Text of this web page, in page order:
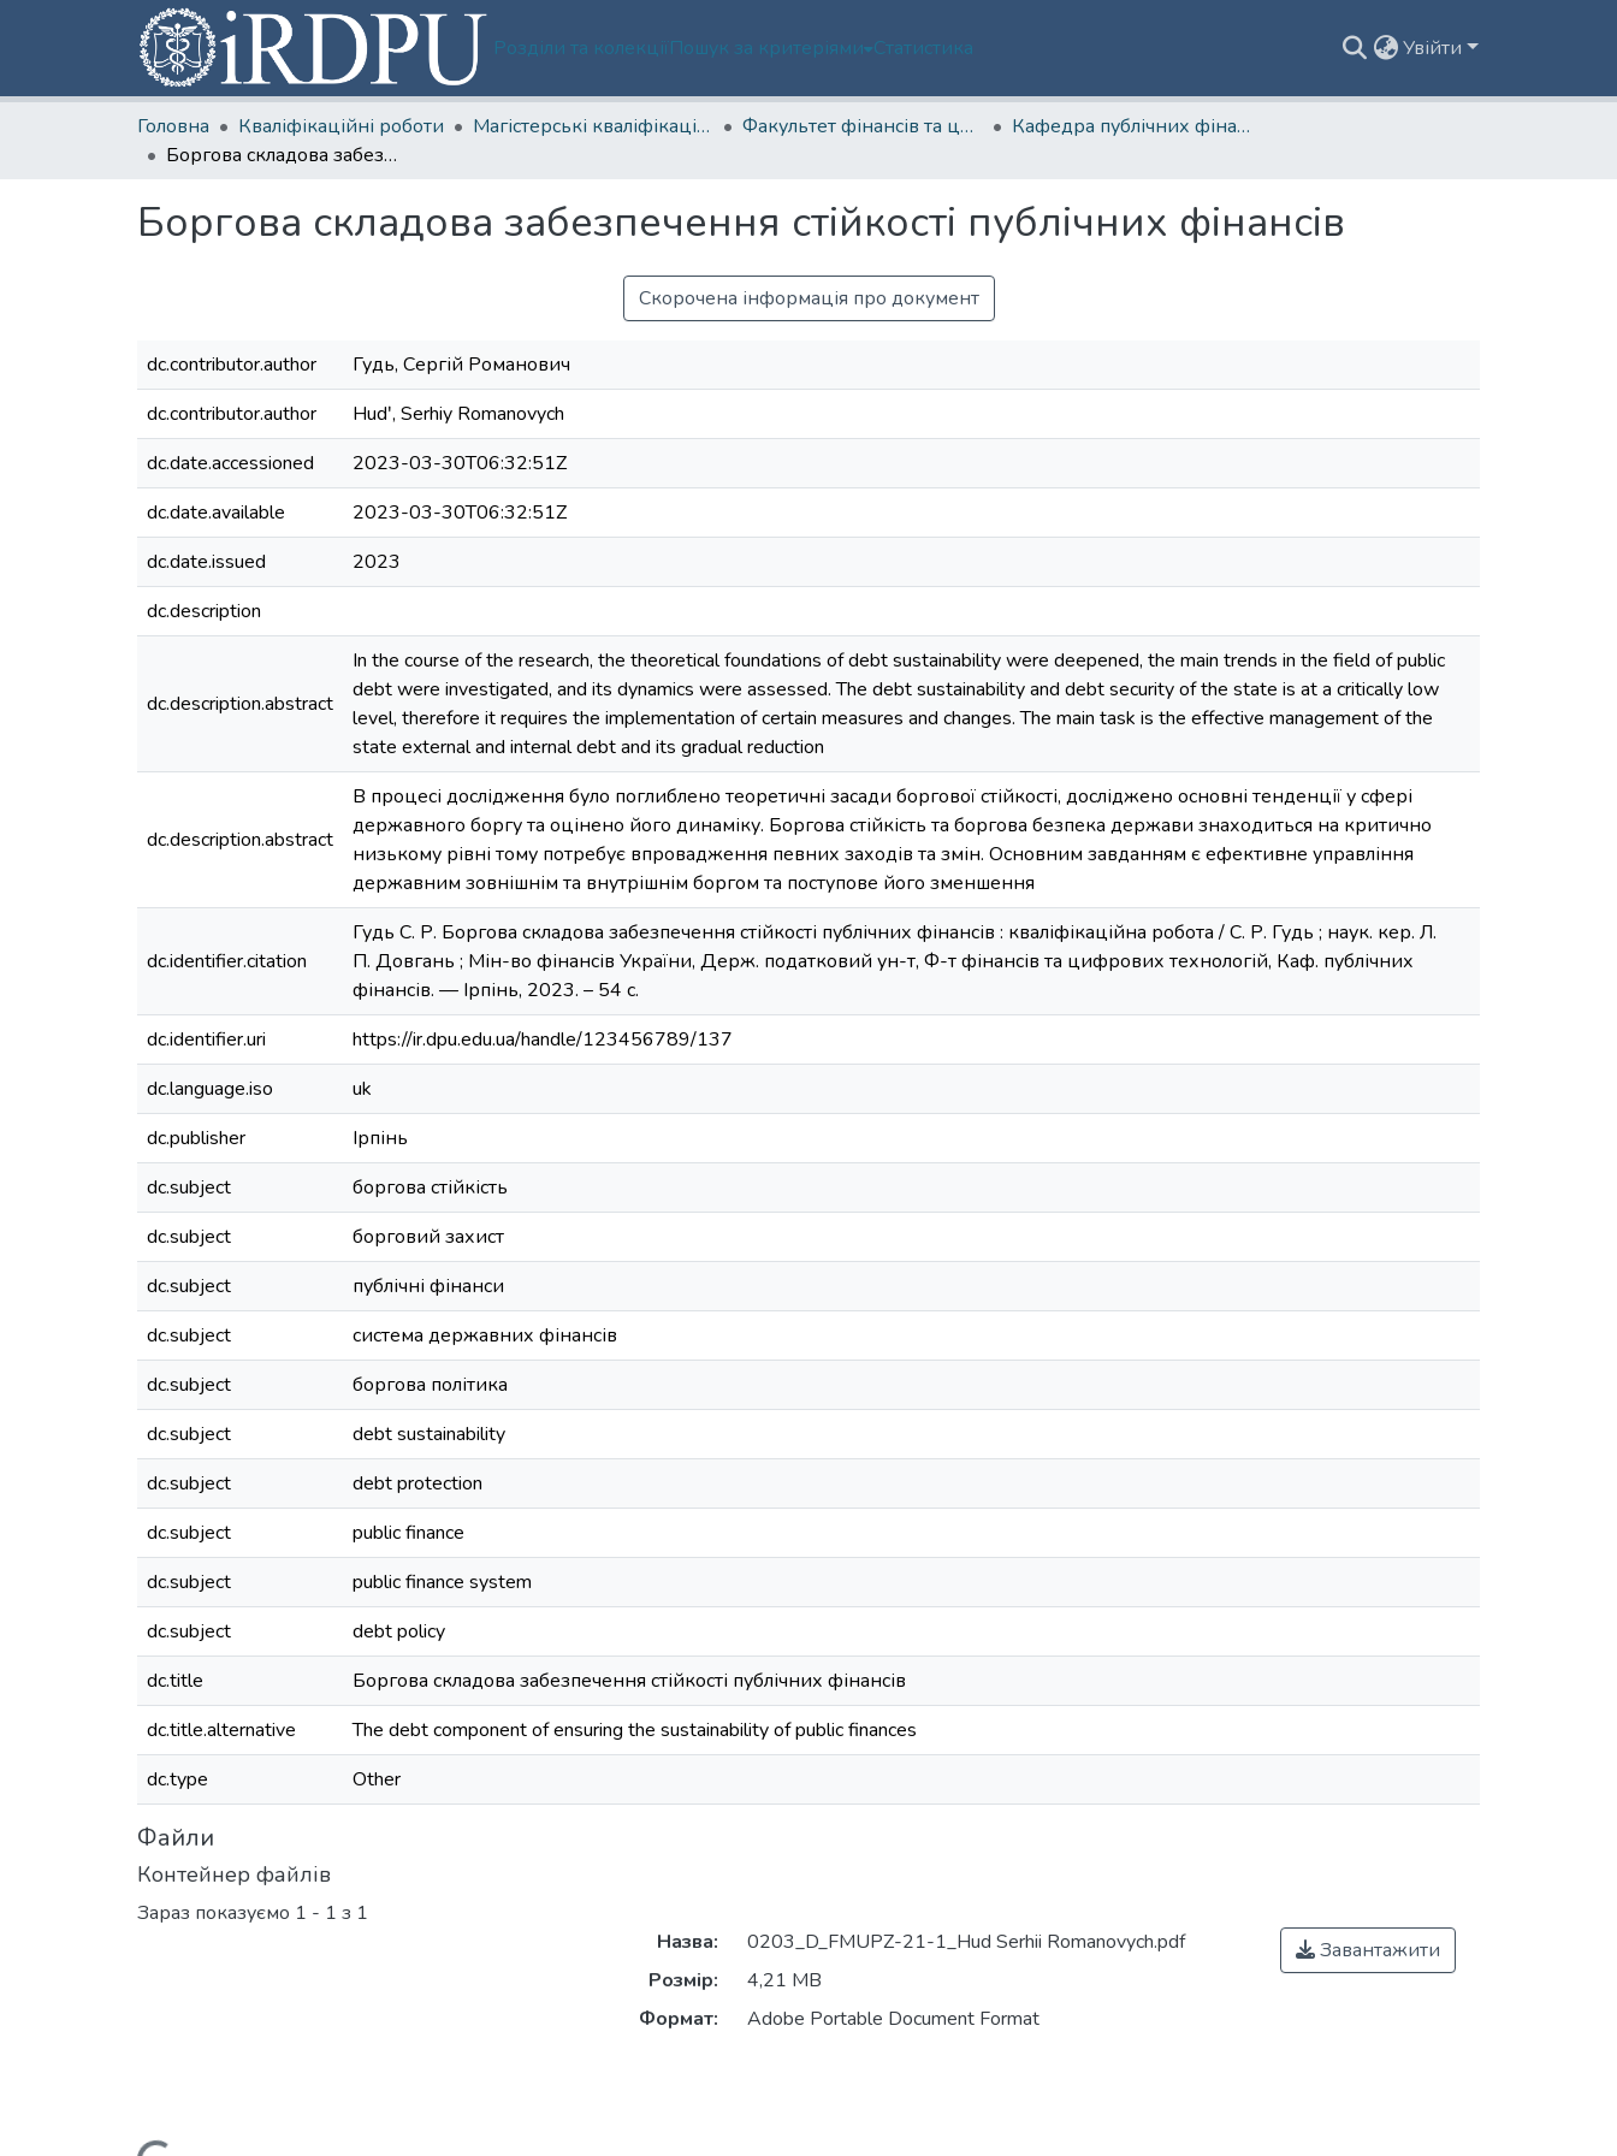
Розділи та колекціїПошук за критеріями Статистика Увійти
Головна Кваліфікаційні роботи Магістерські кваліфікаційні роботи Факультет фінансів та цифрових технологій
Кафедра публічних фінансів
Боргова складова забезпечення стійкості публічних фінансів
Боргова складова забезпечення стійкості публічних фінансів
Скорочена інформація про документ
dc.contributor.author
Гудь, Сергій Романович
dc.contributor.author
Hudʹ, Serhiy Romanovych
dc.date.accessioned
2023-03-30T06:32:51Z
dc.date.available
2023-03-30T06:32:51Z
dc.date.issued
2023
dc.description
dc.description.abstract
In the course of the research, the theoretical foundations of debt sustainability were deepened, the main trends in the field of public
debt were investigated, and its dynamics were assessed. The debt sustainability and debt security of the state is at a critically low
level, therefore it requires the implementation of certain measures and changes. The main task is the effective management of the
state external and internal debt and its gradual reduction
dc.description.abstract
В процесі дослідження було поглиблено теоретичні засади боргової стійкості, досліджено основні тенденції у сфері
державного боргу та оцінено його динаміку. Боргова стійкість та боргова безпека держави знаходиться на критично
низькому рівні тому потребує впровадження певних заходів та змін. Основним завданням є ефективне управління
державним зовнішнім та внутрішнім боргом та поступове його зменшення
dc.identifier.citation
Гудь С. Р. Боргова складова забезпечення стійкості публічних фінансів : кваліфікаційна робота / С. Р. Гудь ; наук. кер. Л.
П. Довгань ; Мін-во фінансів України, Держ. податковий ун-т, Ф-т фінансів та цифрових технологій, Каф. публічних
фінансів. — Ірпінь, 2023. – 54 с.
dc.identifier.uri
https://ir.dpu.edu.ua/handle/123456789/137
dc.language.iso
uk
dc.publisher
Ірпінь
dc.subject
боргова стійкість
dc.subject
борговий захист
dc.subject
публічні фінанси
dc.subject
система державних фінансів
dc.subject
боргова політика
dc.subject
debt sustainability
dc.subject
debt protection
dc.subject
public finance
dc.subject
public finance system
dc.subject
debt policy
dc.title
Боргова складова забезпечення стійкості публічних фінансів
dc.title.alternative
The debt component of ensuring the sustainability of public finances
dc.type
Other
Файли
Контейнер файлів
Зараз показуємо 1 - 1 з 1
Назва:
0203_D_FMUPZ-21-1_Hud Serhii Romanovych.pdf
Розмір:
4,21 MB
Формат:
Adobe Portable Document Format
Завантажити